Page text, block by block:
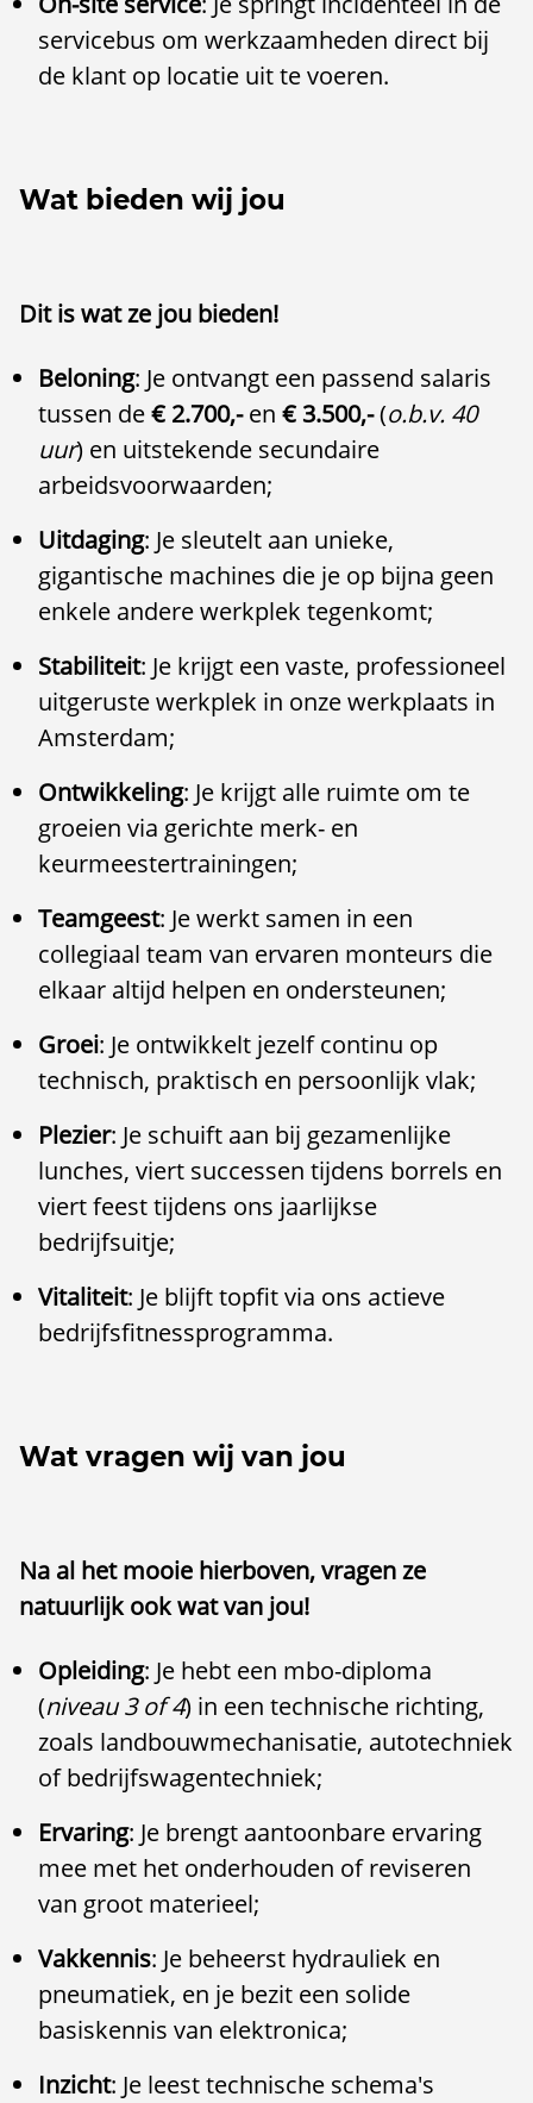
servicebus om werkzaamheden direct bij
de klant op locatie uit te voeren.
Wat bieden wij jou
Dit is wat ze jou bieden!
Beloning: Je ontvangt een passend salaris
tussen de€ 2.700,-en € 3.500,-(o.b.v. 40
uur) en uitstekende secundaire
arbeidsvoorwaarden;
Uitdaging: Je sleutelt aan unieke,
gigantische machines die je op bijna geen
enkele andere werkplek tegenkomt;
Stabiliteit: Je krijgt een vaste, professioneel
uitgeruste werkplek in onze werkplaats in
Amsterdam;
Ontwikkeling: Je krijgt alle ruimte om te
groeien via gerichte merk- en
keurmeestertrainingen;
Teamgeest: Je werkt samen in een
collegiaal team van ervaren monteurs die
elkaar altijd helpen en ondersteunen;
Groei: Je ontwikkelt jezelf continu op
technisch, praktisch en persoonlijk vlak;
Plezier: Je schuift aan bij gezamenlijke
lunches, viert successen tijdens borrels en
viert feest tijdens ons jaarlijkse
bedrijfsuitje;
Vitaliteit: Je blijft topfit via ons actieve
bedrijfsfitnessprogramma.
Wat vragen wij van jou
Na al het mooie hierboven, vragen ze
natuurlijk ook wat van jou!
Opleiding: Je hebt een mbo-diploma
(niveau 3 of 4) in een technische richting,
zoals landbouwmechanisatie, autotechniek
of bedrijfswagentechniek;
Ervaring: Je brengt aantoonbare ervaring
mee met het onderhouden of reviseren
van groot materieel;
Vakkennis: Je beheerst hydrauliek en
pneumatiek, en je bezit een solide
basiskennis van elektronica;
Inzicht: Je leest technische schema's